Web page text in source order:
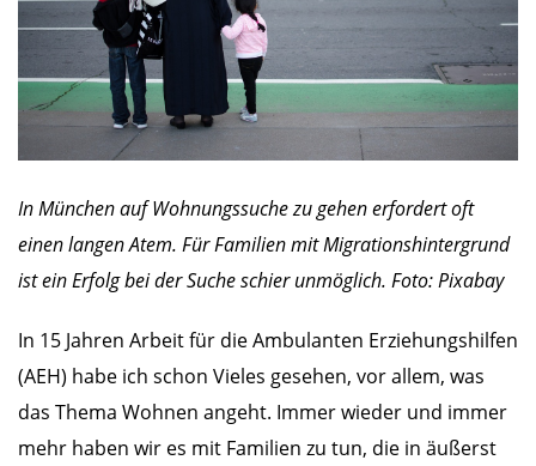
In München auf Wohnungssuche zu gehen erfordert oft
einen langen Atem. Für Familien mit Migrationshintergrund
ist ein Erfolg bei der Suche schier unmöglich. Foto: Pixabay
In 15 Jahren Arbeit für die Ambulanten Erziehungshilfen
(AEH) habe ich schon Vieles gesehen, vor allem, was
das Thema Wohnen angeht. Immer wieder und immer
mehr haben wir es mit Familien zu tun, die in äußerst